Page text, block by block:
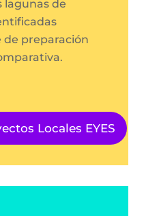
lagunas de
de preparación
Locales EYES